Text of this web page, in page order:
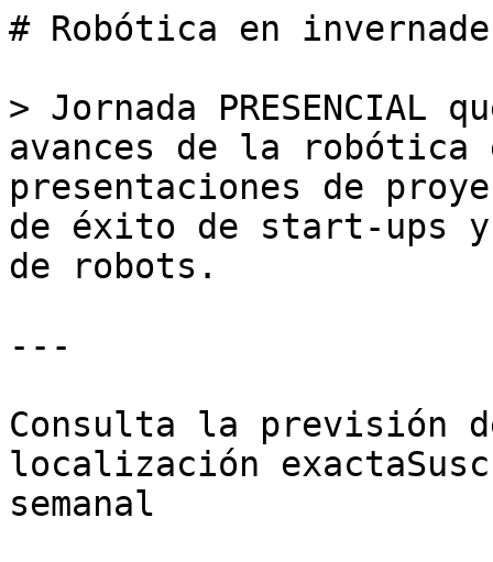
# Robótica en
> Jornada
avances de la robótica
presentaciones de
de éxito de start-ups y
de robots.
---
Consulta la previsión
localización
semanal